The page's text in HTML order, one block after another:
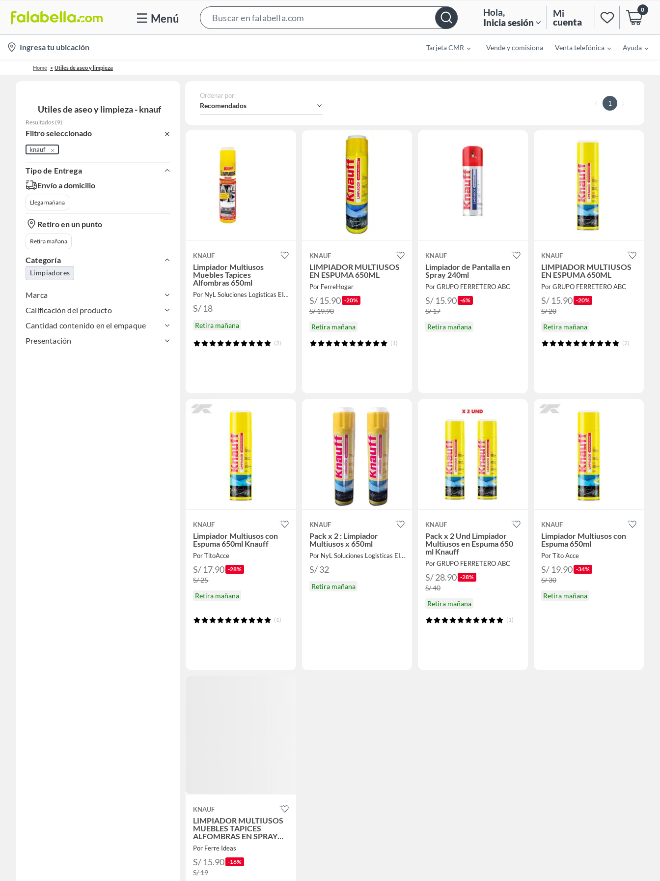
Menú
Bar
Hola,
Inicia sesión
Mi
cuenta
0
location-
icon
Ingresa tu ubicación Tarjeta CMR Vende y comisiona Venta telefónica Ayuda
Home Utiles de aseo y limpieza
Utiles de aseo y limpieza - knauf
Resultados (9)
Filtro seleccionado
knauf
Tipo de Entrega
Envío a domicilio
Llega mañana
Retiro en un punto
Retira mañana
Categoría
Limpiadores
Marca
Calificación del producto
Cantidad contenido en el empaque
Presentación
Ordenar por:
Recomendados 1
KNAUF
Limpiador Multiusos
Muebles Tapices
Alfombras 650ml
Por NyL Soluciones Logisticas EIRL
S/ 18
Retira mañana
(2)
KNAUF
LIMPIADOR MULTIUSOS
EN ESPUMA 650ML
Por FerreHogar
S/ 15.90 -20%
S/ 19.90
Retira mañana
(1)
KNAUF
Limpiador de Pantalla en
Spray 240ml
Por GRUPO FERRETERO ABC
S/ 15.90 -6%
S/ 17
Retira mañana
KNAUF
LIMPIADOR MULTIUSOS
EN ESPUMA 650ML
Por GRUPO FERRETERO ABC
S/ 15.90 -20%
S/ 20
Retira mañana
(2)
KNAUF
Limpiador Multiusos con
Espuma 650ml Knauff
Por TitoAcce
S/ 17.90 -28%
S/ 25
Retira mañana
(1)
KNAUF
Pack x 2 : Limpiador
Multiusos x 650ml
Por NyL Soluciones Logisticas EIRL
S/ 32
Retira mañana
KNAUF
Pack x 2 Und Limpiador
Multiusos en Espuma 650
ml Knauff
Por GRUPO FERRETERO ABC
S/ 28.90 -28%
S/ 40
Retira mañana
(1)
KNAUF
Limpiador Multiusos con
Espuma 650ml
Por Tito Acce
S/ 19.90 -34%
S/ 30
Retira mañana
KNAUF
LIMPIADOR MULTIUSOS
MUEBLES TAPICES
ALFOMBRAS EN SPRAY
650ML - FACIL DE USAR
Por Ferre Ideas
S/ 15.90 -16%
S/ 19